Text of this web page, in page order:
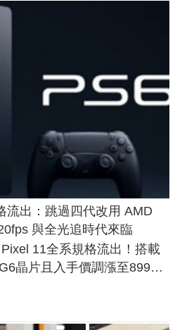
流出：跳過四代改用 AMD
與全光追時代來臨
11全系規格流出！搭載
晶片且入手價調漲至899美